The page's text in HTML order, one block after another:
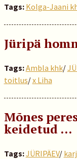
Tags: Kolga-Jaani
Jüripä
Tags:Ambla khk/
toitlus/x Liha
Mõnes
keidetud …
Tags:JÜRIPÄEV/